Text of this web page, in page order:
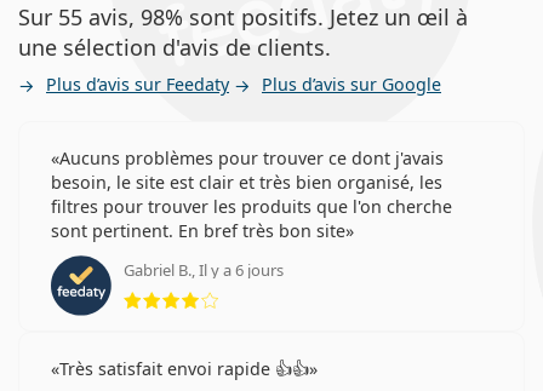
Sur 55 avis, 98% sont positifs. Jetez un œil à
une sélection d'avis de clients.
Plus d’avis sur Feedaty Plus d’avis sur Google
Aucuns problèmes pour trouver ce dont j'avais
besoin, le site est clair et très bien organisé, les
filtres pour trouver les produits que l'on cherche
sont pertinent. En bref très bon site
Gabriel B., Il y a 6 jours
évaluation 4 sur 5
Très satisfait envoi rapide 👍👍